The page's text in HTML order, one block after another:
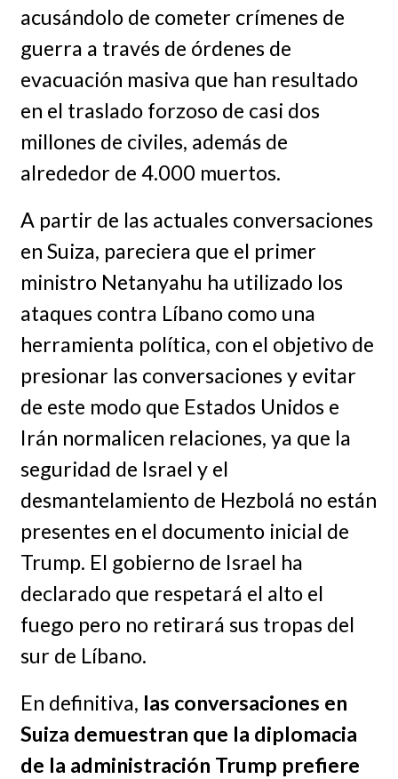
acusándolo de cometer crímenes de
guerra a través de órdenes de
evacuación masiva que han resultado
en el traslado forzoso de casi dos
millones de civiles, además de
alrededor de 4.000 muertos.
A partir de las actuales conversaciones
en Suiza, pareciera que el primer
ministro Netanyahu ha utilizado los
ataques contra Líbano como una
herramienta política, con el objetivo de
presionar las conversaciones y evitar
de este modo que Estados Unidos e
Irán normalicen relaciones, ya que la
seguridad de Israel y el
desmantelamiento de Hezbolá no están
presentes en el documento inicial de
Trump. El gobierno de Israel ha
declarado que respetará el alto el
fuego pero no retirará sus tropas del
sur de Líbano.
En definitiva, las conversaciones en
Suiza demuestran que la diplomacia
de la administración Trump prefiere